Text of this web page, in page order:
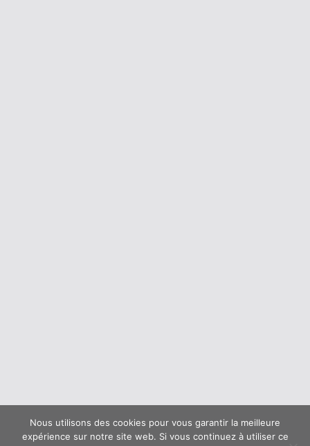
Nous utilisons des cookies pour vous garantir la meilleure
expérience sur notre site web. Si vous continuez à utiliser ce